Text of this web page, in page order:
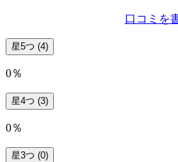
口コミを
星5つ (4)
0％
星4つ (3)
0％
星3つ (0)